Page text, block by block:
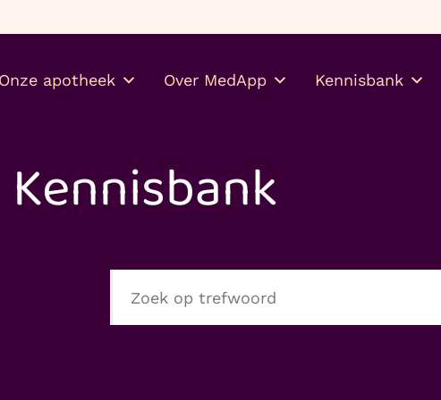
Onze apotheek Over MedApp Kennisbank
Kennisbank